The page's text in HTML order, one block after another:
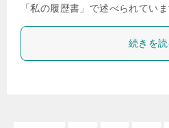
「私の履歴書」で述べられてい
続きを